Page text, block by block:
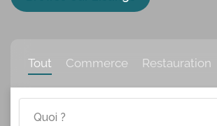
Tout Commerce Restauration